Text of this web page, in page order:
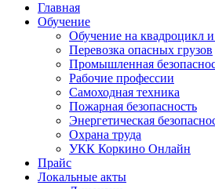
Главная
Обучение
Обучение на квадроцикл и
Перевозка опасных грузов
Промышленная
Рабочие профессии
Самоходная техника
Пожарная безопасность
Энергетическая
Охрана труда
УКК Коркино Онлайн
Прайс
Локальные акты